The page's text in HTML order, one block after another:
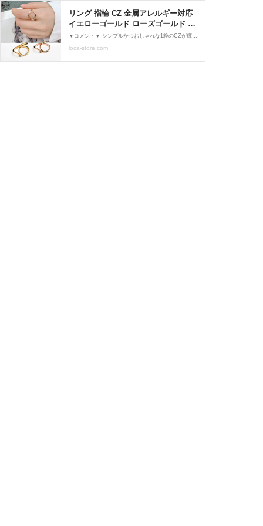
リング 指輪 CZ 金属アレルギー対応
イエローゴールド ローズゴールド チ
タンスチール キラキラ アクセサリー
DTC-607468572172
▼コメント▼ シンプルかつおしゃれな1粒のCZが輝く不規則デザインのリングです。。 存在感あるデザインも女性らしく上品に着用いただけます。 フロントに埋め込まれたCZが上品でエレガンスな印象を与えてくれます。 大切な友達、恋人へのプレゼント、ギフト、誕生日、サプライズ、自分へのご褒美などにどうぞ。 金属アレルギー を起こしにくい素材なので 敏感肌 の方でも 安心 してお使いいただけます。 ▼サイズ(約)▼ US.6＝JPN：12-13号 (内周：50mm) US.7＝JPN：14-16号 (内周：55mm) US.8＝JPN：17-18号 (内周：60mm) ▼カラー▼ イエローゴールド...
loca-store.com